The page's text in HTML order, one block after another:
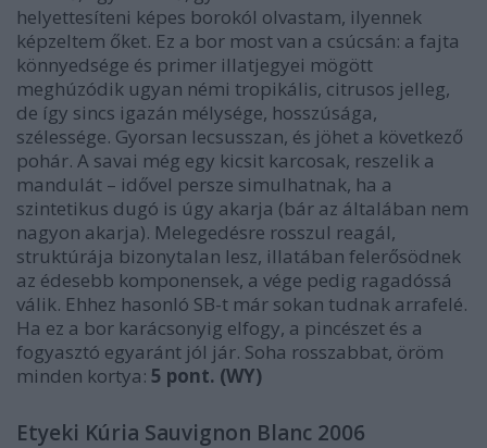
helyettesíteni képes borokól olvastam, ilyennek
képzeltem őket. Ez a bor most van a csúcsán: a fajta
könnyedsége és primer illatjegyei mögött
meghúzódik ugyan némi tropikális, citrusos jelleg,
de így sincs igazán mélysége, hosszúsága,
szélessége. Gyorsan lecsusszan, és jöhet a következő
pohár. A savai még egy kicsit karcosak, reszelik a
mandulát – idővel persze simulhatnak, ha a
szintetikus dugó is úgy akarja (bár az általában nem
nagyon akarja). Melegedésre rosszul reagál,
struktúrája bizonytalan lesz, illatában felerősödnek
az édesebb komponensek, a vége pedig ragadóssá
válik. Ehhez hasonló SB-t már sokan tudnak arrafelé.
Ha ez a bor karácsonyig elfogy, a pincészet és a
fogyasztó egyaránt jól jár. Soha rosszabbat, öröm
minden kortya: 5 pont. (WY)
Etyeki Kúria Sauvignon Blanc 2006